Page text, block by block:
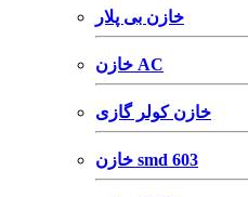
خازن بی پلار
خازن AC
خازن کولر گازی
خازن smd 603